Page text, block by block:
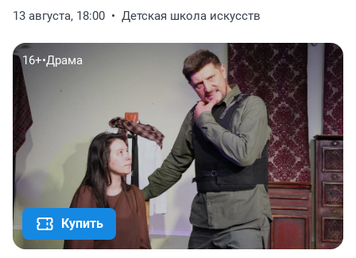
13 августа, 18:00 Детская школа искусств
16+•Драма
Купить